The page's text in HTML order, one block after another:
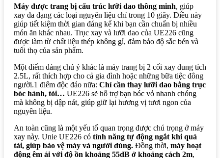
Máy được trang bị cấu trúc lưỡi dao thông minh, giúp
xay đa dạng các loại nguyên liệu chỉ trong 10 giây. Điều này
giúp tiết kiệm thời gian đáng kể khi bạn cần chuẩn bị nhiều
món ăn khác nhau. Trục xay và lưỡi dao của UE226 cũng
được làm từ chất liệu thép không gỉ, đảm bảo độ sắc bén và
tuổi thọ của sản phẩm.
Một điểm đáng chú ý khác là máy trang bị 2 cối xay dung tích
2.5L, rất thích hợp cho cả gia đình hoặc những bữa tiệc đông
người.1 điểm độc đáo nữa: Chỉ cần thay lưỡi dao bằng trục
bóc hành, tỏi… UE226 sẽ hỗ trợ bạn bóc vỏ nhanh chóng
mà không bị dập nát, giúp giữ lại hương vị tươi ngon của
nguyên liệu.
An toàn cũng là một yếu tố quan trọng được chú trọng ở máy
xay này. Unie UE226 có tính năng tự động ngắt khi quá
tải, giúp bảo vệ máy và người dùng. Đồng thời, máy hoạt
động êm ái với độ ồn khoảng 55dB ở khoảng cách 2m,